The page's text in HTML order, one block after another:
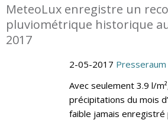
MeteoLux enregistre un
pluviométrique historique
2017
2-05-2017 Presseraum
Avec seulement 3.9 l/
précipitations du mois
faible jamais enregistré